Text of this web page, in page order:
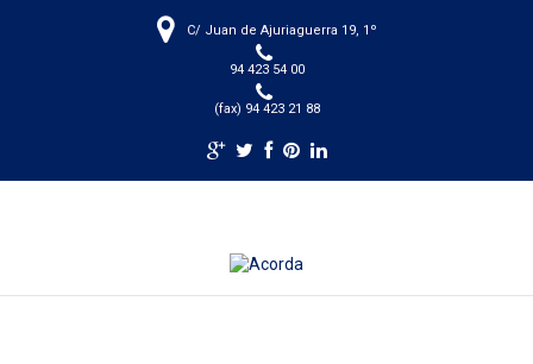
C/ Juan de Ajuriaguerra 19, 1º
94 423 54 00
(fax) 94 423 21 88